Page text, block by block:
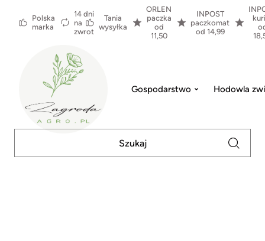
Polska
marka
14 dni
na
zwrot
Tania
wysyłka
ORLEN
paczka
od
11,50
INPOST
paczkomat
od 14,99
Gospodarstwo Hodowla